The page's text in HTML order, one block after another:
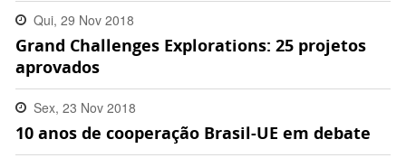
Qui, 29 Nov 2018
17:42:00 -0200
Grand Challenges Explorations: 25 projetos
aprovados
Sex, 23 Nov 2018
17:23:00 -0200
10 anos de cooperação Brasil-UE em debate